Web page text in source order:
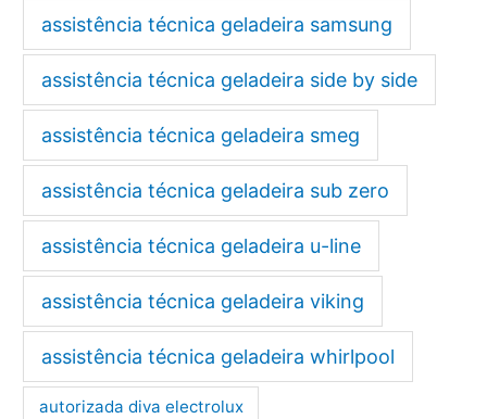
assistência técnica geladeira samsung
assistência técnica geladeira side by side
assistência técnica geladeira smeg
assistência técnica geladeira sub zero
assistência técnica geladeira u-line
assistência técnica geladeira viking
assistência técnica geladeira whirlpool
autorizada diva electrolux